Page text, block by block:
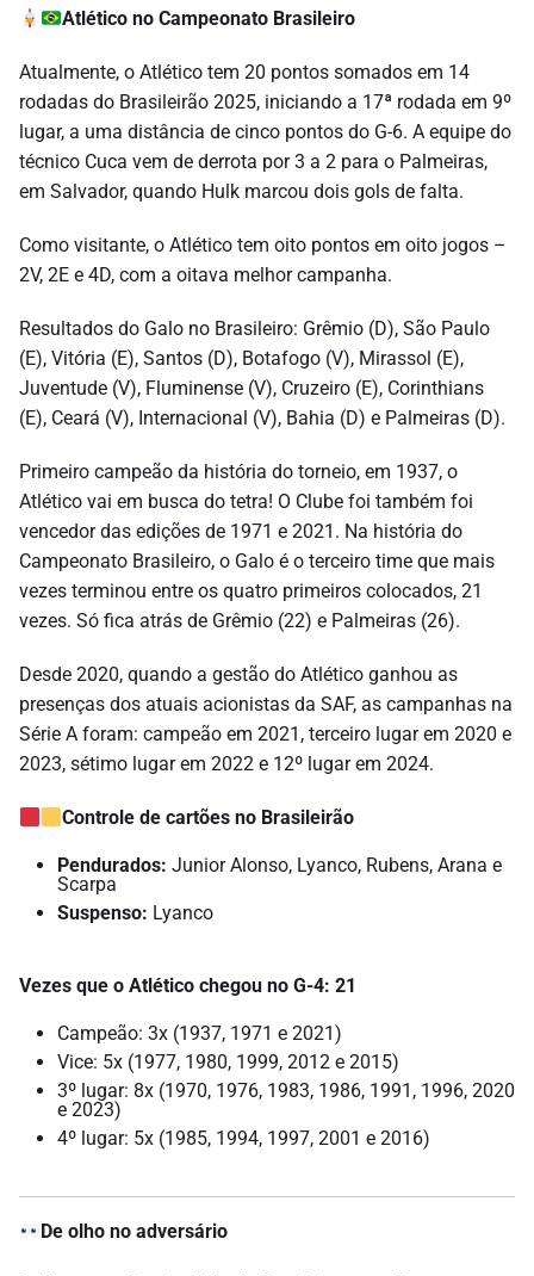
Atlético no Campeonato Brasileiro
Atualmente, o Atlético tem 20 pontos somados em 14
rodadas do Brasileirão 2025, iniciando a 17ª rodada em 9º
lugar, a uma distância de cinco pontos do G-6. A equipe do
técnico Cuca vem de derrota por 3 a 2 para o Palmeiras,
em Salvador, quando Hulk marcou dois gols de falta.
Como visitante, o Atlético tem oito pontos em oito jogos –
2V, 2E e 4D, com a oitava melhor campanha.
Resultados do Galo no Brasileiro: Grêmio (D), São Paulo
(E), Vitória (E), Santos (D), Botafogo (V), Mirassol (E),
Juventude (V), Fluminense (V), Cruzeiro (E), Corinthians
(E), Ceará (V), Internacional (V), Bahia (D) e Palmeiras (D).
Primeiro campeão da história do torneio, em 1937, o
Atlético vai em busca do tetra! O Clube foi também foi
vencedor das edições de 1971 e 2021. Na história do
Campeonato Brasileiro, o Galo é o terceiro time que mais
vezes terminou entre os quatro primeiros colocados, 21
vezes. Só fica atrás de Grêmio (22) e Palmeiras (26).
Desde 2020, quando a gestão do Atlético ganhou as
presenças dos atuais acionistas da SAF, as campanhas na
Série A foram: campeão em 2021, terceiro lugar em 2020 e
2023, sétimo lugar em 2022 e 12º lugar em 2024.
Controle de cartões no Brasileirão
Pendurados: Junior Alonso, Lyanco, Rubens, Arana e
Scarpa
Suspenso: Lyanco
Vezes que o Atlético chegou no G-4: 21
Campeão: 3x (1937, 1971 e 2021)
Vice: 5x (1977, 1980, 1999, 2012 e 2015)
3º lugar: 8x (1970, 1976, 1983, 1986, 1991, 1996, 2020
e 2023)
4º lugar: 5x (1985, 1994, 1997, 2001 e 2016)
De olho no adversário